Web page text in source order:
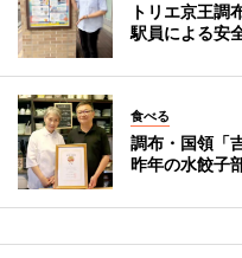
トリエ京王調
駅員による安
食べる
調布・国領「
昨年の水餃子